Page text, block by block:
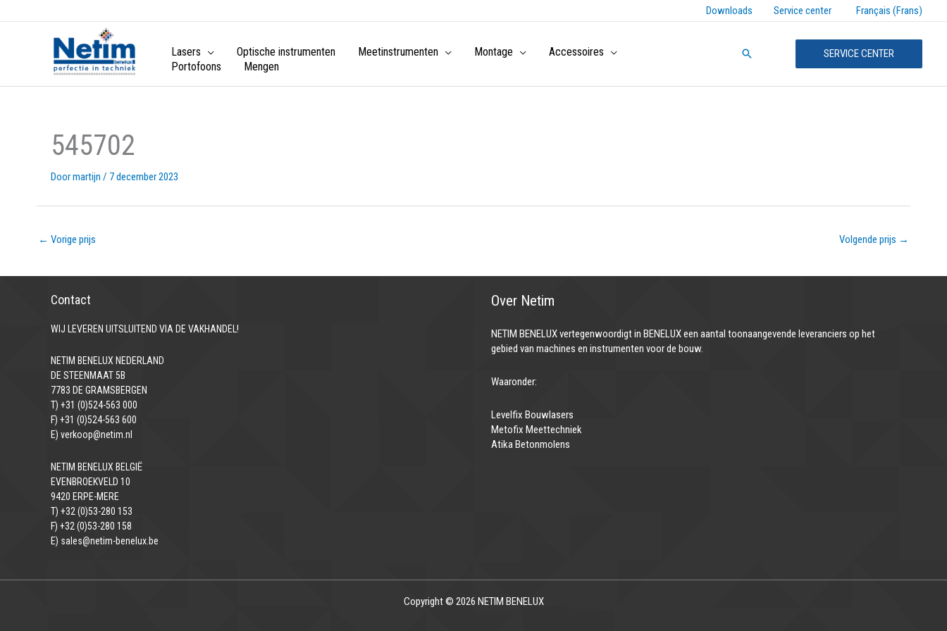
Downloads Service center Français (Frans)
Lasers Optische instrumenten Meetinstrumenten Montage
Accessoires
Portofoons
Mengen
Zoeken SERVICE CENTER
545702
Doormartijn / 7 december 2023
← Vorige prijs Volgende prijs →
Contact
WIJ LEVEREN UITSLUITEND VIA DE VAKHANDEL!
NETIM BENELUX NEDERLAND
DE STEENMAAT 5B
7783 DE GRAMSBERGEN
T) +31 (0)524-563 000
F) +31 (0)524-563 600
E) verkoop@netim.nl
NETIM BENELUX BELGIË
EVENBROEKVELD 10
9420 ERPE-MERE
T) +32 (0)53-280 153
F) +32 (0)53-280 158
E) sales@netim-benelux.be
Over Netim
NETIM BENELUX vertegenwoordigt in BENELUX een aantal toonaangevende leveranciers op het
gebied van machines en instrumenten voor de bouw.
Waaronder:
Levelfix Bouwlasers
Metofix Meettechniek
Atika Betonmolens
Copyright © 2026 NETIM BENELUX